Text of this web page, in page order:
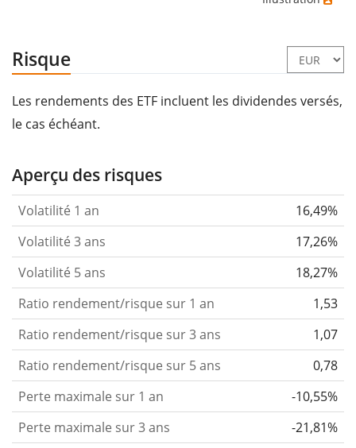
Risque
Les rendements des ETF incluent les dividendes versés,
le cas échéant.
Aperçu des risques
Volatilité 1 an
16,49%
Volatilité 3 ans
17,26%
Volatilité 5 ans
18,27%
Ratio rendement/risque sur 1 an
1,53
Ratio rendement/risque sur 3 ans
1,07
Ratio rendement/risque sur 5 ans
0,78
Perte maximale sur 1 an
-10,55%
Perte maximale sur 3 ans
-21,81%